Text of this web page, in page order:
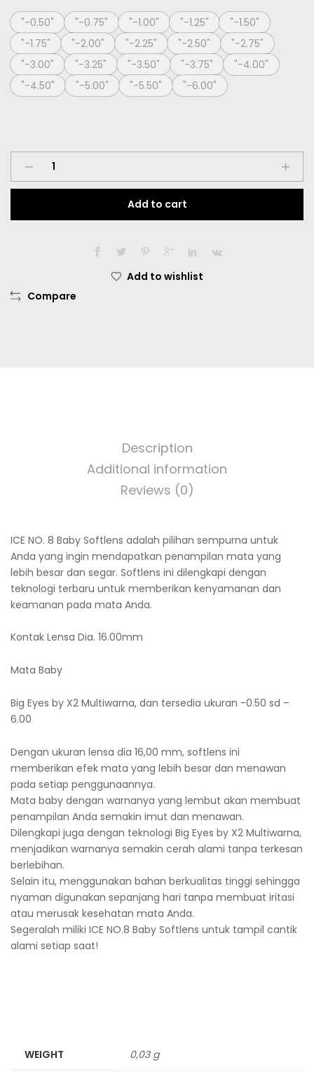
"-0.50" "-0.75" "-1.00" "-1.25"
"-1.50"
"-1.75"
"-2.00" "-2.25" "-2.50"
"-2.75"
"-3.00"
"-3.25" "-3.50" "-3.75"
"-4.00"
"-4.50"
"-5.00" "-5.50" "-6.00"
Softlens
Ice
8
-0.50
Add to cart
Add to wishlist
Compare
Description
Additional information
Reviews (0)
ICE NO. 8 Baby Softlens adalah pilihan sempurna untuk
Anda yang ingin mendapatkan penampilan mata yang
lebih besar dan segar. Softlens ini dilengkapi dengan
teknologi terbaru untuk memberikan kenyamanan dan
keamanan pada mata Anda.
Kontak Lensa Dia. 16.00mm
Mata Baby
Big Eyes by X2 Multiwarna, dan tersedia ukuran -0.50 sd –
6.00
Dengan ukuran lensa dia 16,00 mm, softlens ini
memberikan efek mata yang lebih besar dan menawan
pada setiap penggunaannya.
Mata baby dengan warnanya yang lembut akan membuat
penampilan Anda semakin imut dan menawan.
Dilengkapi juga dengan teknologi Big Eyes by X2 Multiwarna,
menjadikan warnanya semakin cerah alami tanpa terkesan
berlebihan.
Selain itu, menggunakan bahan berkualitas tinggi sehingga
nyaman digunakan sepanjang hari tanpa membuat iritasi
atau merusak kesehatan mata Anda.
Segeralah miliki ICE NO.8 Baby Softlens untuk tampil cantik
alami setiap saat!
WEIGHT 0,03 g